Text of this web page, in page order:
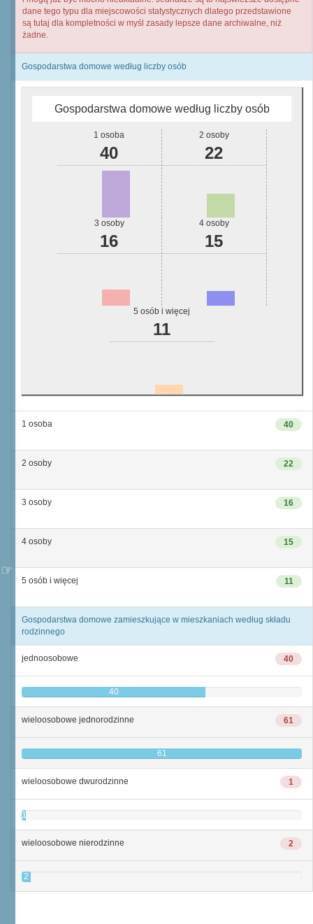
dane tego typu dla miejscowości statystycznych dlatego przedstawione
są tutaj dla kompletności w myśl zasady lepsze dane archiwalne, niż
żadne.
Gospodarstwa domowe według liczby osób
Gospodarstwa domowe według liczby osób
1 osoba
40
2 osoby
22
3 osoby
16
4 osoby
15
5 osób i więcej
11
40
1 osoba
22
2 osoby
16
3 osoby
15
4 osoby
11
5 osób i więcej
Gospodarstwa domowe zamieszkujące w mieszkaniach według składu
rodzinnego
40
jednoosobowe
40
61
wieloosobowe jednorodzinne
61
1
wieloosobowe dwurodzinne
1
2
wieloosobowe nierodzinne
2